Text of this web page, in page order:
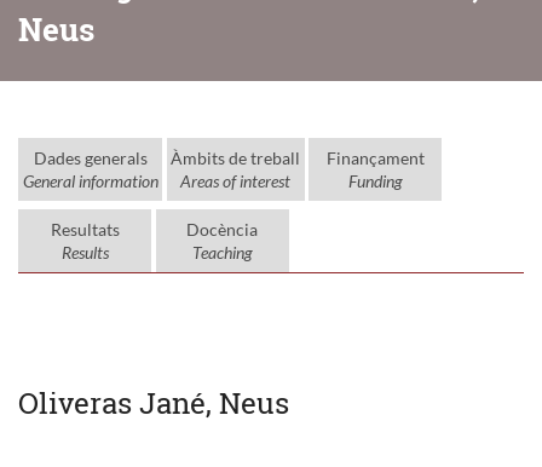
Neus
Dades generals
General information
Àmbits de treball
Areas of interest
Finançament
Funding
Resultats
Results
Docència
Teaching
Oliveras Jané, Neus